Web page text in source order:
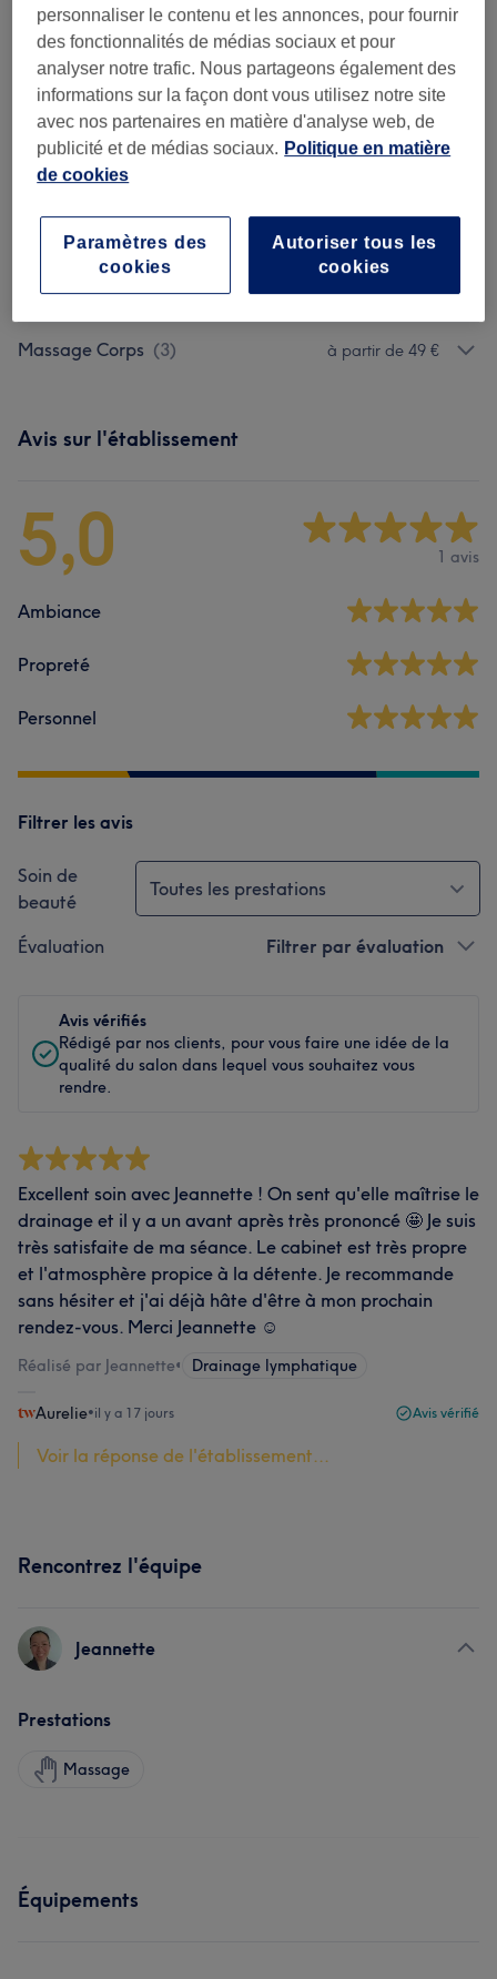
Rituel Drainage et Palper-rouler
1 hMa prestation en détail...
99 € Sélectionner
Recherchez dans notre liste de prestations
Massage Visage
Amincissant (1) 99 €
Drainage Lymphatique (1 150 €
Massage Corps (3) à partir de 49 €
Avis sur l'établissement
5,0 1 avis
Ambiance
Propreté
Personnel
Filtrer les avis
Soin de
beauté
Toutes les prestations
Évaluation Filtrer par évaluation
Avis vérifiés
Rédigé par nos clients, pour vous faire une idée de la
qualité du salon dans lequel vous souhaitez vous
rendre.
Excellent soin avec Jeannette ! On sent qu'elle maîtrise le
drainage et il y a un avant après très prononcé 🤩 Je suis
très satisfaite de ma séance. Le cabinet est très propre
et l'atmosphère propice à la détente. Je recommande
sans hésiter et j'ai déjà hâte d'être à mon prochain
rendez-vous. Merci Jeannette ☺️
Réalisé par Jeannette• Drainage lymphatique
Aurelie•il y a 17 jours Avis vérifié
Voir la réponse de l'établissement...
Rencontrez l'équipe
Jeannette
Prestations
Massage
Équipements
personnaliser le contenu et les annonces, pour fournir
des fonctionnalités de médias sociaux et pour
analyser notre trafic. Nous partageons également des
informations sur la façon dont vous utilisez notre site
avec nos partenaires en matière d'analyse web, de
publicité et de médias sociaux. Politique en matière
de cookies
Autoriser tous les
cookies
Paramètres des
cookies